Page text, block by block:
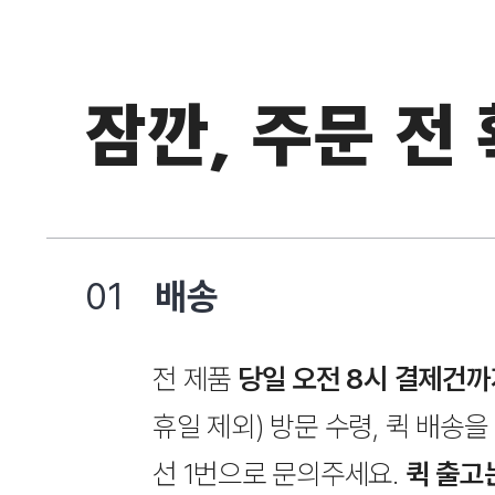
잠깐, 주문 전
01 배송
전 제품 당일 오전 8시 결제건
휴일 제외) 방문 수령, 퀵 배
선 1번으로 문의주세요. 퀵 출고